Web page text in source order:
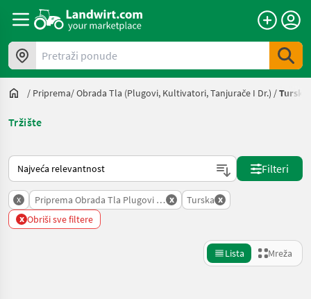
Pretraži ponude
/ Priprema/ Obrada Tla (plugovi, Kultivatori, Tanjurače I Dr.) /Turska
Tržište
Način na koji sortira Landwirt.com
Filteri
x Priprema Obrada Tla Plugovi Kultivatori Tanjurace I Dr
x Turska x
x Obriši sve filtere
Lista Mreža